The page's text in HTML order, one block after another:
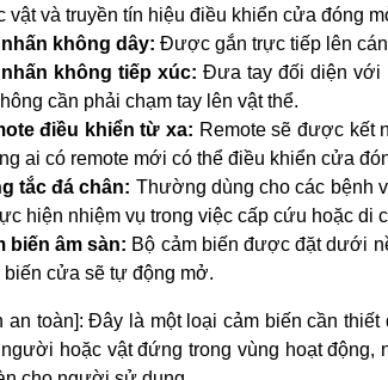
vật và truyền tín hiệu điều khiển cửa đóng
nhấn không dây: Được gắn trực tiếp lên
nhấn không tiếp xúc:Đưa tay đối diện với
cần phải chạm tay lên vật thể.
điều khiển từ xa: Remote sẽ được kết
ai có remote mới có thể điều khiển cửa
tắc đá chân: Thường dùng cho các bệnh
hiện nhiệm vụ trong việc cấp cứu hoặc di
biến âm sàn: Bộ cảm biến được đặt dưới
biến cửa sẽ tự động mở.
an toàn]: Đây là một loại cảm biến cần
hoặc vật đứng trong vùng hoạt